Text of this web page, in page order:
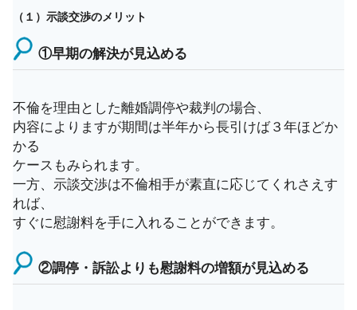
（１）示談交渉のメリット
①早期の解決が見込める
不倫を理由とした離婚調停や裁判の場合、
内容によりますが期間は半年から長引けば３年ほどか
かる
ケースもみられます。
一方、示談交渉は不倫相手が素直に応じてくれさえす
れば、
すぐに慰謝料を手に入れることができます。
②調停・訴訟よりも慰謝料の増額が見込める